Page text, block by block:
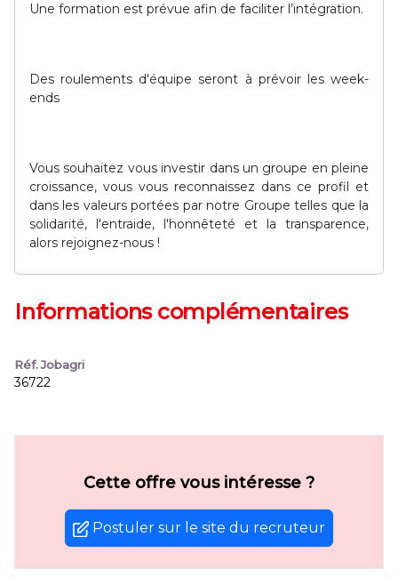
Une formation est prévue afin de faciliter l’intégration.
Des roulements d'équipe seront à prévoir les week-
ends
Vous souhaitez vous investir dans un groupe en pleine
croissance, vous vous reconnaissez dans ce profil et
dans les valeurs portées par notre Groupe telles que la
solidarité, l'entraide, l'honnêteté et la transparence,
alors rejoignez-nous !
Informations complémentaires
Réf. Jobagri
36722
Cette offre vous intéresse ?
Postuler sur le site du recruteur